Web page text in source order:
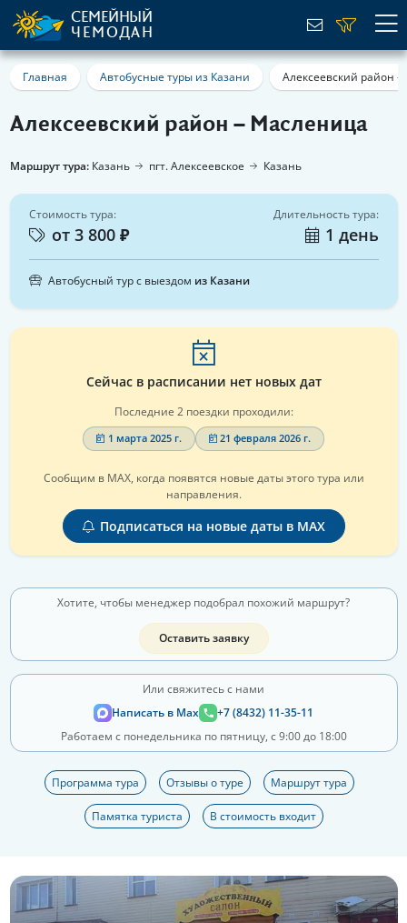
СЕМЕЙНЫЙ
ЧЕМОДАН
Главная Автобусные туры из Казани Алексеевский район
Алексеевский район – Масленица
Маршрут тура: Казань пгт. Алексеевское Казань
Сейчас в расписании нет новых дат
Последние 2 поездки проходили:
1 марта 2025 г. 21 февраля 2026 г.
Сообщим в MAX, когда появятся новые даты этого тура или
направления.
Подписаться на новые даты в MAX
Хотите, чтобы менеджер подобрал похожий маршрут?
Оставить заявку
Или свяжитесь с нами
Написать в Max
+7 (8432) 11-35-11
Работаем с понедельника по пятницу, с 9:00 до 18:00
Программа тура Отзывы о туре Маршрут тура
Памятка туриста В стоимость входит
Стоимость тура:
от 3 800 ₽
Длительность тура:
1 день
Автобусный тур с выездом из Казани